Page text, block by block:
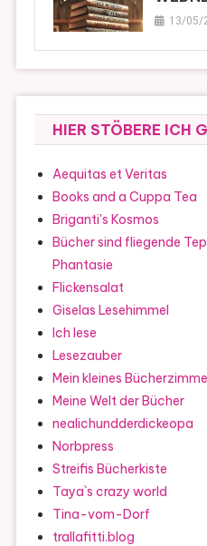
13/05/
HIER STÖBERE ICH
Aequitas et Veritas
Books and a Cuppa Tea
Briganti's Kosmos
Bücher sind fliegende
Phantasie
Flickensalat
Giselas Lesehimmel
Ich lese
Lesezauber
Mein kleines
Meine Welt der Bücher
nealichundderdickeopa
Norbpress
Streifis Bücherkiste
Taya`s crazy world
Tina-vom-Dorf
trallafitti.blog